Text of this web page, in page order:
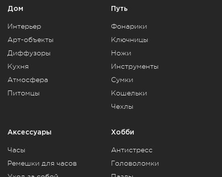
Дом
Интерьер
Арт-объекты
Диффузоры
Кухня
Атмосфера
Питомцы
Путь
Фонарики
Ключницы
Ножи
Инструменты
Сумки
Кошельки
Чехлы
Аксессуары
Часы
Ремешки для часов
Хобби
Антистресс
Головоломки